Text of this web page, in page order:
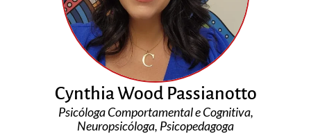
Cynthia Wood Passianotto
Psicóloga Comportamental e Cognitiva,
Neuropsicóloga, Psicopedagoga